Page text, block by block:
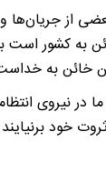
از جریان‌ها
به کشور است
خائن به
ما در نیروی
خود